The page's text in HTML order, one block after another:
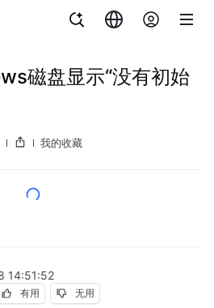
磁盘显示“没有初始
我的收藏
14:51:52
有用 无用